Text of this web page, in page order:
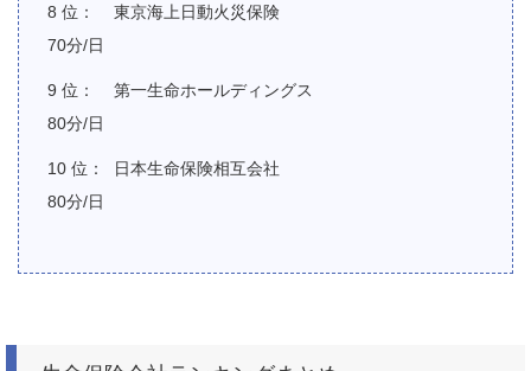
東京海上日動火災保険
70分/日
第一生命ホールディングス
80分/日
日本生命保険相互会社
80分/日